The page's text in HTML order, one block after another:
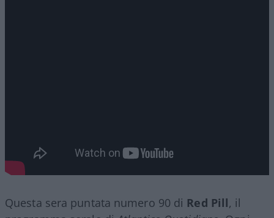
Questa sera puntata numero 90 di Red Pill, il